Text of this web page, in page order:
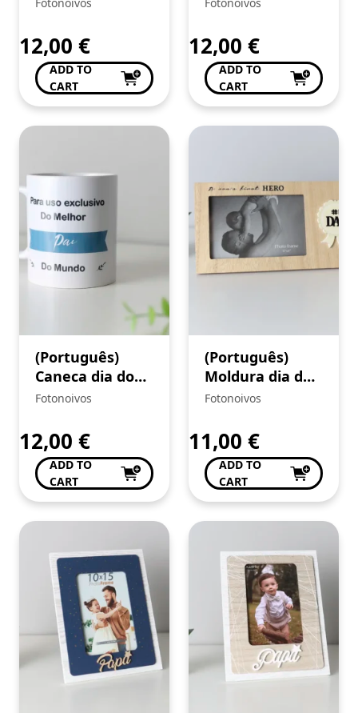
12,00 €
ADD TO
CART
12,00 €
ADD TO
CART
(Português)
Caneca dia do
Pai
Fotonoivos
12,00 €
ADD TO
CART
(Português)
Moldura dia do
Pai
Fotonoivos
11,00 €
ADD TO
CART